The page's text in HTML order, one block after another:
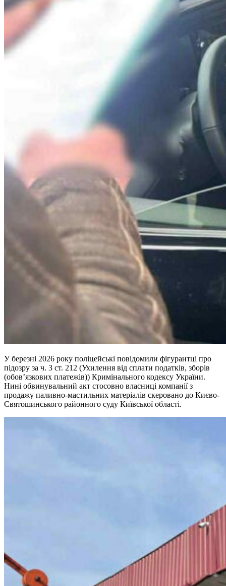
У березні 2026 року поліцейські повідомили фігурантці про
підозру за ч. 3 ст. 212 (Ухилення від сплати податків, зборів
(обов’язкових платежів)) Кримінального кодексу України.
Нині обвинувальний акт стосовно власниці компанії з
продажу паливно-мастильних матеріалів скеровано до Києво-
Святошинського районного суду Київської області.